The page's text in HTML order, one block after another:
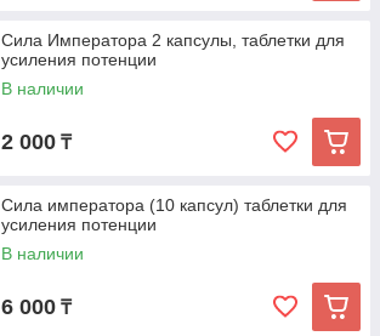
Сила Императора 2 капсулы, таблетки для
усиления потенции
В наличии
2 000 ₸
Сила императора (10 капсул) таблетки для
усиления потенции
В наличии
6 000 ₸